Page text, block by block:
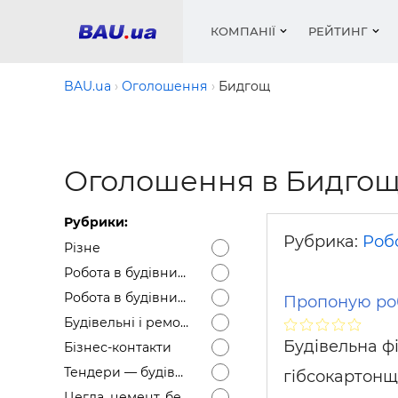
КОМПАНІЇ РЕЙТИНГ
Медіа
Вікна і
Сипучі
цемент
BAU.ua Оголошення Бидгощ
Оголошення в
Рубрики:
Різне
Робота в будівництві — Вакансії
Робота в будівництві — Резюме
Будівельні і ремонтні послуги
Бізнес-контакти
Тендери — будівельні
Рубрика:
Пропоную
Будівельна